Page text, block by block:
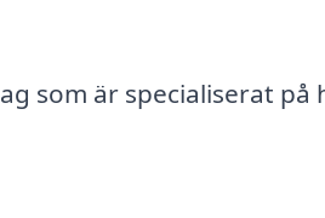
som är specialiserat på